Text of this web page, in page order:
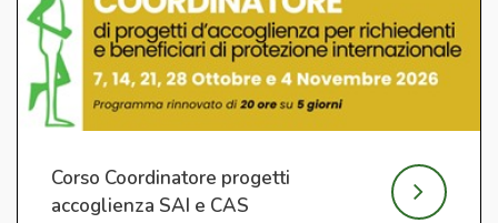
Corso Coordinatore progetti
accoglienza SAI e CAS